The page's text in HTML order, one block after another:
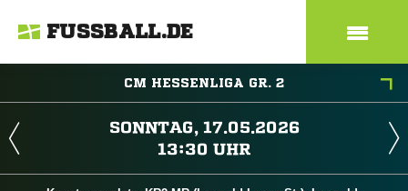
FUSSBALL.DE
CM HESSENLIGA GR. 2
 
 